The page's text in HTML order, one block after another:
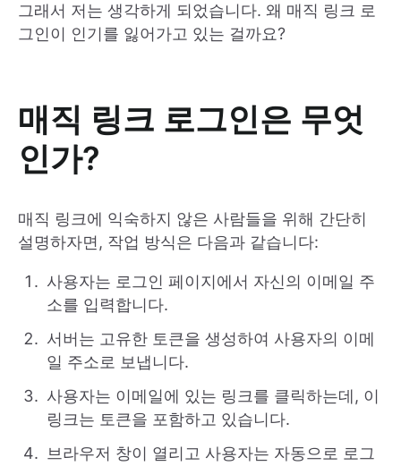
그래서 저는 생각하게 되었습니다. 왜 매직 링크 로
그인이 인기를 잃어가고 있는 걸까요?
매직 링크 로그인은 무엇
인가?
매직 링크에 익숙하지 않은 사람들을 위해 간단히
설명하자면, 작업 방식은 다음과 같습니다:
사용자는 로그인 페이지에서 자신의 이메일 주
소를 입력합니다.
서버는 고유한 토큰을 생성하여 사용자의 이메
일 주소로 보냅니다.
사용자는 이메일에 있는 링크를 클릭하는데, 이
링크는 토큰을 포함하고 있습니다.
브라우저 창이 열리고 사용자는 자동으로 로그